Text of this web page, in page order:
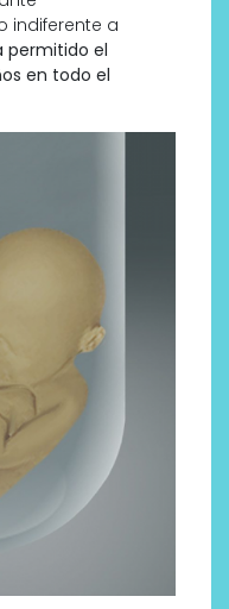
indiferente a
permitido el
en todo el